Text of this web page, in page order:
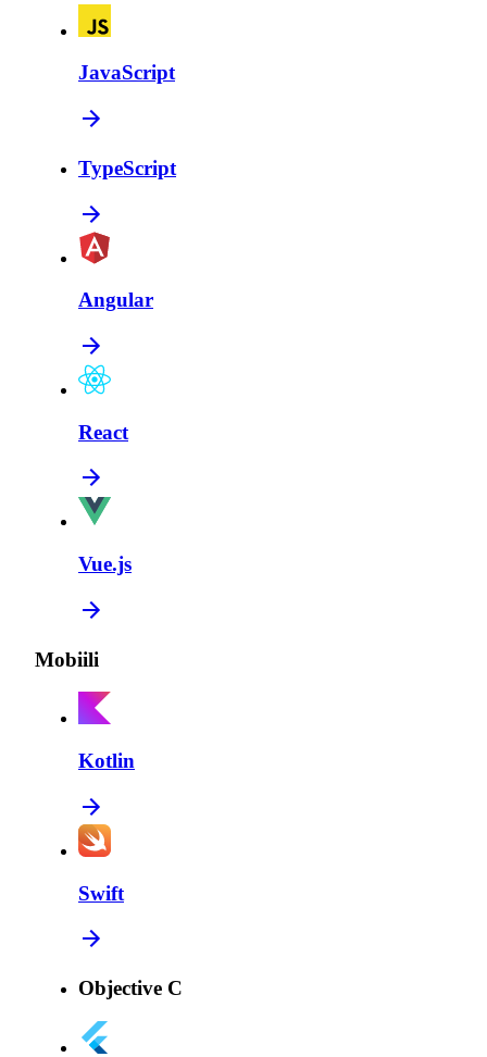
JavaScript
TypeScript
Angular
React
Vue.js
Mobiili
Kotlin
Swift
Objective C